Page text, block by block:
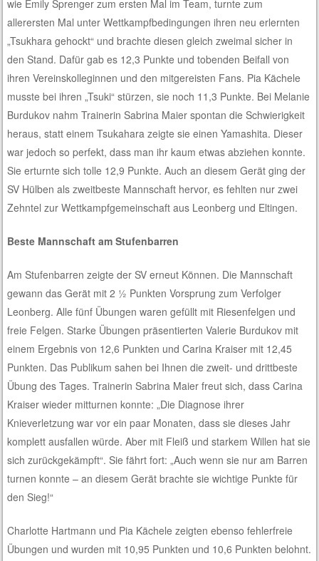
wie Emily Sprenger zum ersten Mal im Team, turnte zum
allerersten Mal unter Wettkampfbedingungen ihren neu erlernten
„Tsukhara gehockt“ und brachte diesen gleich zweimal sicher in
den Stand. Dafür gab es 12,3 Punkte und tobenden Beifall von
ihren Vereinskolleginnen und den mitgereisten Fans. Pia Kächele
musste bei ihren „Tsuki“ stürzen, sie noch 11,3 Punkte. Bei Melanie
Burdukov nahm Trainerin Sabrina Maier spontan die Schwierigkeit
heraus, statt einem Tsukahara zeigte sie einen Yamashita. Dieser
war jedoch so perfekt, dass man ihr kaum etwas abziehen konnte.
Sie erturnte sich tolle 12,9 Punkte. Auch an diesem Gerät ging der
SV Hülben als zweitbeste Mannschaft hervor, es fehlten nur zwei
Zehntel zur Wettkampfgemeinschaft aus Leonberg und Eltingen.
Beste Mannschaft am Stufenbarren
Am Stufenbarren zeigte der SV erneut Können. Die Mannschaft
gewann das Gerät mit 2 ½ Punkten Vorsprung zum Verfolger
Leonberg. Alle fünf Übungen waren gefüllt mit Riesenfelgen und
freie Felgen. Starke Übungen präsentierten Valerie Burdukov mit
einem Ergebnis von 12,6 Punkten und Carina Kraiser mit 12,45
Punkten. Das Publikum sahen bei Ihnen die zweit- und drittbeste
Übung des Tages. Trainerin Sabrina Maier freut sich, dass Carina
Kraiser wieder mitturnen konnte: „Die Diagnose ihrer
Knieverletzung war vor ein paar Monaten, dass sie dieses Jahr
komplett ausfallen würde. Aber mit Fleiß und starkem Willen hat sie
sich zurückgekämpft“. Sie fährt fort: „Auch wenn sie nur am Barren
turnen konnte – an diesem Gerät brachte sie wichtige Punkte für
den Sieg!“
Charlotte Hartmann und Pia Kächele zeigten ebenso fehlerfreie
Übungen und wurden mit 10,95 Punkten und 10,6 Punkten belohnt.